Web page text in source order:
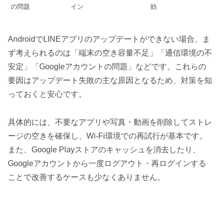
の問題
イン
効
AndroidでLINEアプリのアップデートができない場合、ま
ず考えられるのは「端末の空き容量不足」「通信環境の不
安定」「Googleアカウントの問題」などです。これらの
要因はアップデート失敗の主な原因となるため、対策を知
っておくと安心です。
具体的には、不要なアプリや写真・動画を削除してストレ
ージの空きを確保し、Wi-Fi環境での再試行が基本です。
また、Google Playストアのキャッシュを消去したり、
Googleアカウントから一度ログアウト・再ログインする
ことで改善するケースも少なくありません。